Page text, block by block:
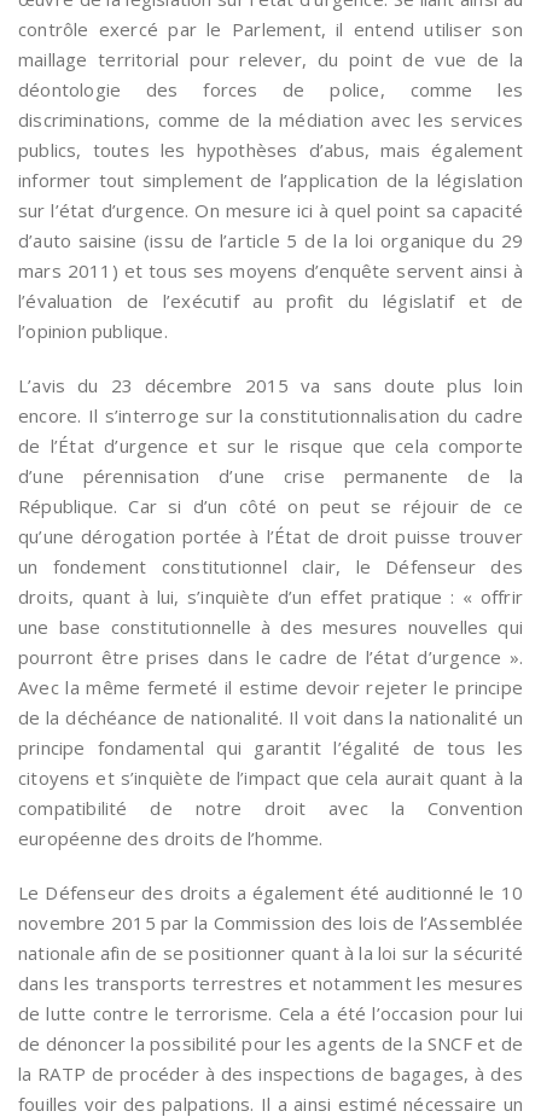
contrôle exercé par le Parlement, il entend utiliser son
maillage territorial pour relever, du point de vue de la
déontologie des forces de police, comme les
discriminations, comme de la médiation avec les services
publics, toutes les hypothèses d’abus, mais également
informer tout simplement de l’application de la législation
sur l’état d’urgence. On mesure ici à quel point sa capacité
d’auto saisine (issu de l’article 5 de la loi organique du 29
mars 2011) et tous ses moyens d’enquête servent ainsi à
l’évaluation de l’exécutif au profit du législatif et de
l’opinion publique.
L’avis du 23 décembre 2015 va sans doute plus loin
encore. Il s’interroge sur la constitutionnalisation du cadre
de l’État d’urgence et sur le risque que cela comporte
d’une pérennisation d’une crise permanente de la
République. Car si d’un côté on peut se réjouir de ce
qu’une dérogation portée à l’État de droit puisse trouver
un fondement constitutionnel clair, le Défenseur des
droits, quant à lui, s’inquiète d’un effet pratique : « offrir
une base constitutionnelle à des mesures nouvelles qui
pourront être prises dans le cadre de l’état d’urgence ».
Avec la même fermeté il estime devoir rejeter le principe
de la déchéance de nationalité. Il voit dans la nationalité un
principe fondamental qui garantit l’égalité de tous les
citoyens et s’inquiète de l’impact que cela aurait quant à la
compatibilité de notre droit avec la Convention
européenne des droits de l’homme.
Le Défenseur des droits a également été auditionné le 10
novembre 2015 par la Commission des lois de l’Assemblée
nationale afin de se positionner quant à la loi sur la sécurité
dans les transports terrestres et notamment les mesures
de lutte contre le terrorisme. Cela a été l’occasion pour lui
de dénoncer la possibilité pour les agents de la SNCF et de
la RATP de procéder à des inspections de bagages, à des
fouilles voir des palpations. Il a ainsi estimé nécessaire un